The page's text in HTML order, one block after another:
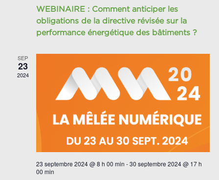
WEBINAIRE : Comment anticiper les
obligations de la directive révisée sur la
performance énergétique des bâtiments ?
SEP
23
2024
23 septembre 2024 @ 8 h 00 min -30 septembre 2024 @ 17 h
00 min